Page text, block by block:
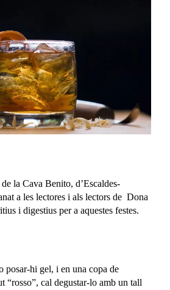
la Cava Benito, d’Escaldes-
a les lectores i als lectors de Dona
i digestius per a aquestes festes.
posar-hi gel, i en una copa de
“rosso”, cal degustar-lo amb un tall